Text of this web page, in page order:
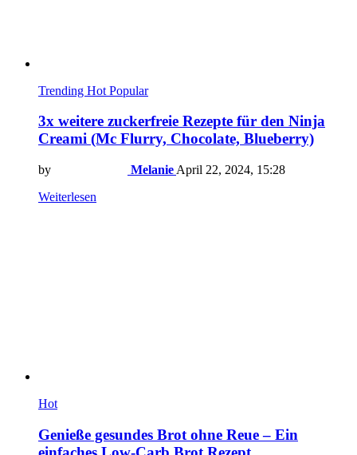
Trending Hot Popular
3x weitere zuckerfreie Rezepte für den Ninja
Creami (Mc Flurry, Chocolate, Blueberry)
by Melanie April 22, 2024, 15:28
Weiterlesen
Hot
Genieße gesundes Brot ohne Reue – Ein